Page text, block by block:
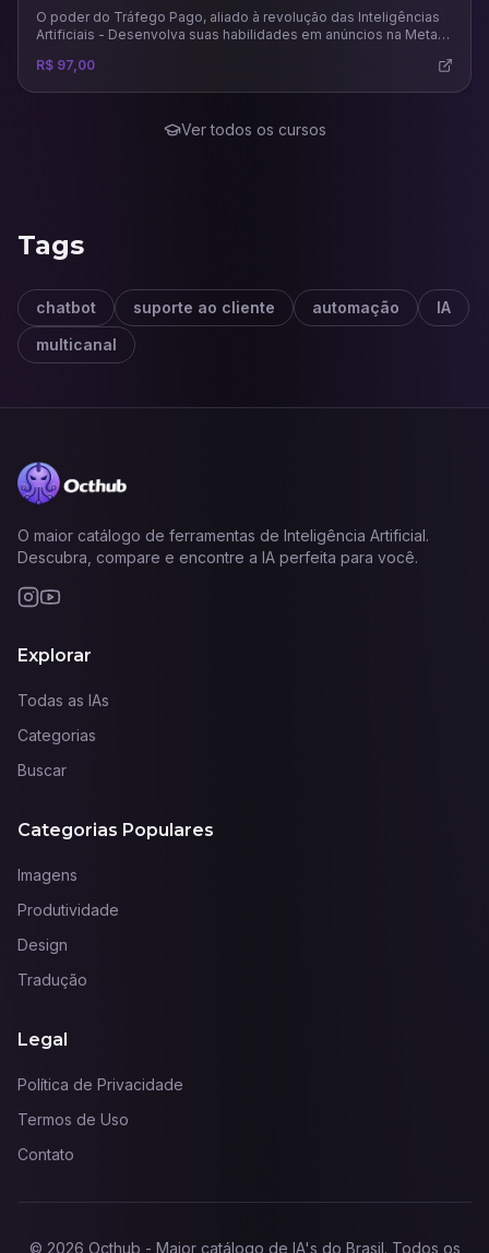
O poder do Tráfego Pago, aliado à revolução das Inteligências
Artificiais - Desenvolva suas habilidades em anúncios na Meta
este mercado.
R$ 97,00
Ver todos os cursos
Tags
chatbot suporte ao cliente automação
IA
multicanal
O maior catálogo de ferramentas de Inteligência Artificial.
Descubra, compare e encontre a IA perfeita para você.
Explorar
Todas as IAs
Categorias
Buscar
Categorias Populares
Imagens
Produtividade
Design
Tradução
Legal
Política de Privacidade
Termos de Uso
Contato
© 2026 Octhub - Maior catálogo de IA's do Brasil. Todos os